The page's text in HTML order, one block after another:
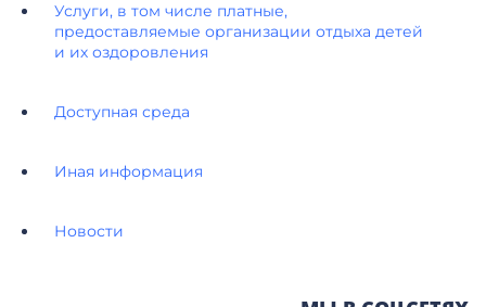
Услуги, в том числе платные,
предоставляемые организации отдыха детей
и их оздоровления
Доступная среда
Иная информация
Новости